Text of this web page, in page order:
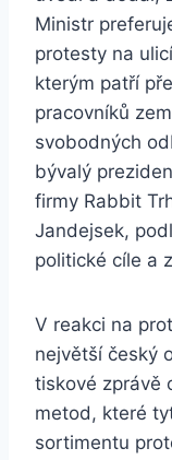
Ministr
protesty na
kterým patří
pracovníků
svobodných
bývalý
firmy Rabbit
Jandejsek,
politické cíle a
V reakci na
největší český
tiskové zprávě
metod, které
sortimentu